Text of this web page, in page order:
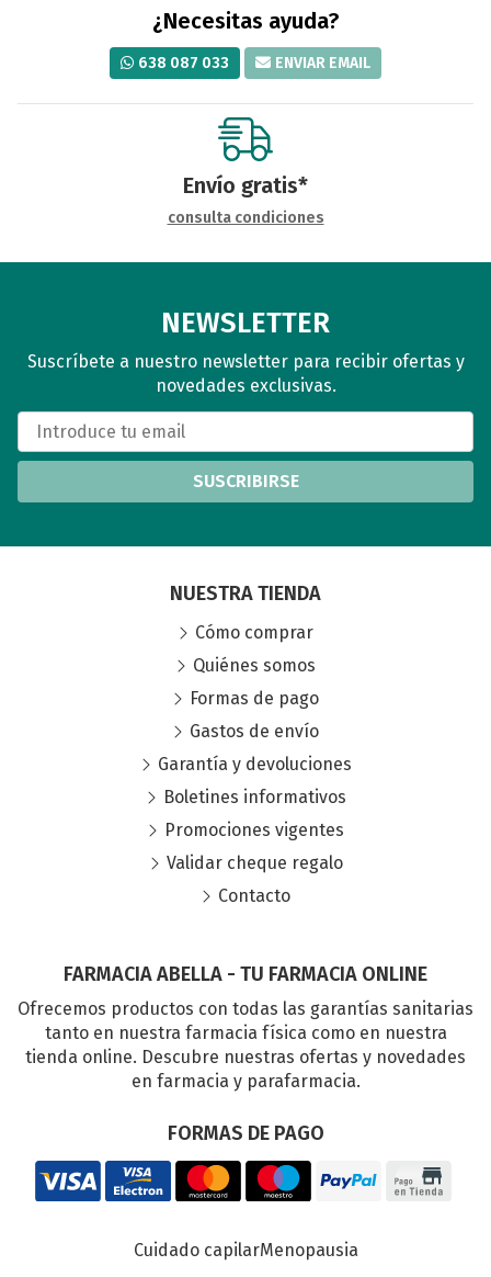
¿Necesitas ayuda?
638 087 033 ENVIAR EMAIL
Envío gratis*
consulta condiciones
NEWSLETTER
Suscríbete a nuestro newsletter para recibir ofertas y
novedades exclusivas.
SUSCRIBIRSE
FARMACIA ABELLA - TU FARMACIA ONLINE
Ofrecemos productos con todas las garantías sanitarias
tanto en nuestra farmacia física como en nuestra
tienda online. Descubre nuestras ofertas y novedades
en farmacia y parafarmacia.
FORMAS DE PAGO
NUESTRA TIENDA
Cómo comprar
Quiénes somos
Formas de pago
Gastos de envío
Garantía y devoluciones
Boletines informativos
Promociones vigentes
Validar cheque regalo
Contacto
Cuidado capilarMenopausia